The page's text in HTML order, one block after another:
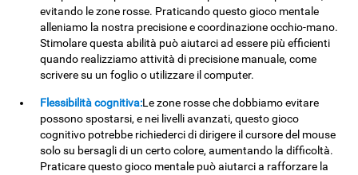
evitando le zone rosse. Praticando questo gioco mentale
alleniamo la nostra precisione e coordinazione occhio-mano.
Stimolare questa abilità può aiutarci ad essere più efficienti
quando realizziamo attività di precisione manuale, come
scrivere su un foglio o utilizzare il computer.
Flessibilità cognitiva:Le zone rosse che dobbiamo evitare
possono spostarsi, e nei livelli avanzati, questo gioco
cognitivo potrebbe richiederci di dirigere il cursore del mouse
solo su bersagli di un certo colore, aumentando la difficoltà.
Praticare questo gioco mentale può aiutarci a rafforzare la